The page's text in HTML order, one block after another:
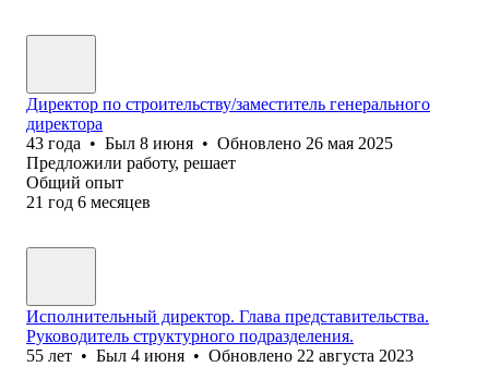
Директор по строительству/заместитель генерального
директора
43 года • Был 8 июня • Обновлено 26 мая 2025
Предложили работу, решает
Общий опыт
21 год 6 месяцев
Исполнительный директор. Глава представительства.
Руководитель структурного подразделения.
55 лет • Был 4 июня • Обновлено 22 августа 2023